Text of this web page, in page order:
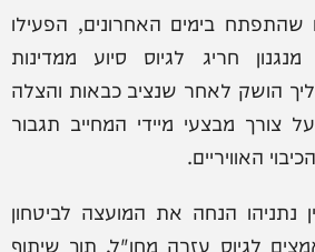
בימים האחרונים, הפעילו
מנגנון חריג לגיוס סיוע ממדינות
הושק לאחר שנציב כבאות והצלה
צורך מבצעי מיידי המחייב תגבור
האוויריים.
הנחה את המועצה לביטחון
לגיוס עזרה מחו"ל, תוך שיתוף